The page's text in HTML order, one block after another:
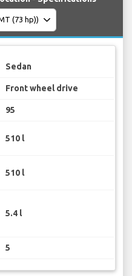
Sedan
Front wheel drive
95
510 l
510 l
5.4 l
5